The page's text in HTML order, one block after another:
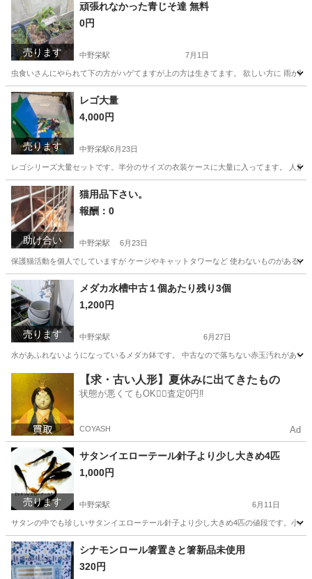
売ります
頑張れなかった青じそ達 無料
0円
中野栄駅 7月1日
虫食いさんにやられて下の方がハゲてますが上の方は生きてます。 欲しい方に 雨が
宮城 塩竈市 中野栄駅
売ります
レゴ大量
4,000円
中野栄駅6月23日
レゴシリーズ大量セットです。半分のサイズの衣装ケースに大量に入ってます。 人
宮城 塩竈市 中野栄駅
助け合い
猫用品下さい。
報酬：0
中野栄駅 6月23日
保護猫活動を個人でしていますが ケージやキャットタワーなど 使わないものがある
宮城 塩竈市 中野栄駅 買いたい/ください ミルク
売ります
メダカ水槽中古１個あたり残り3個
1,200円
中野栄駅 6月27日
水があふれないようになっているメダカ鉢です。 中古なので落ちない赤玉汚れがあり
中野栄駅 その他 メダカ
【求・古い人形】夏休みに出てきたもの
状態が悪くてもOK🙆‍♀️査定0円‼️
COYASH Ad
売ります
サタンイエローテール針子より少し大きめ4匹
1,000円
中野栄駅 6月11日
サタンの中でも珍しいサタンイエローテール針子より少し大きめ4匹の値段です。小
宮城 塩竈市 中野栄駅 その他
シナモンロール箸置きと箸新品未使用
320円